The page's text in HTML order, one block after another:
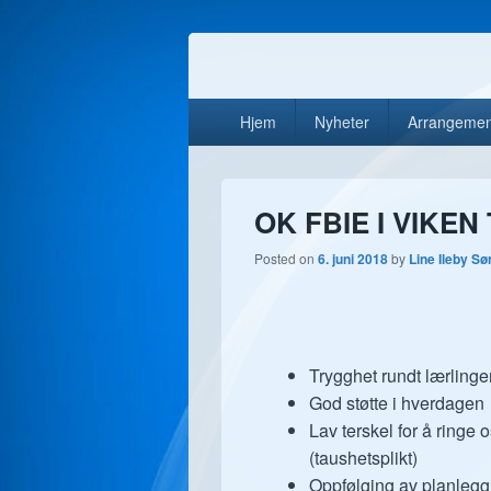
PrimaryHjem Nyheter
OK FBIE I VIKEN
Posted on 6. juni 2018by Line Ileby
Trygghet rundt
God støtte i hverdagen
Lav terskel for å ringe
(taushetsplikt)
Oppfølging av